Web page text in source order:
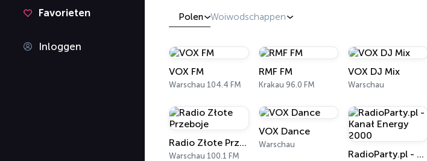
Favorieten
Inloggen
Polen Woiwodschappen
VOX FM
Warschau 104.4 FM
RMF FM
Krakau 96.0 FM
VOX DJ Mix
Warschau
Radio Złote Przeboje
Warschau 100.1 FM
VOX Dance
Warschau
RadioParty.pl - Kanał Energy 2000